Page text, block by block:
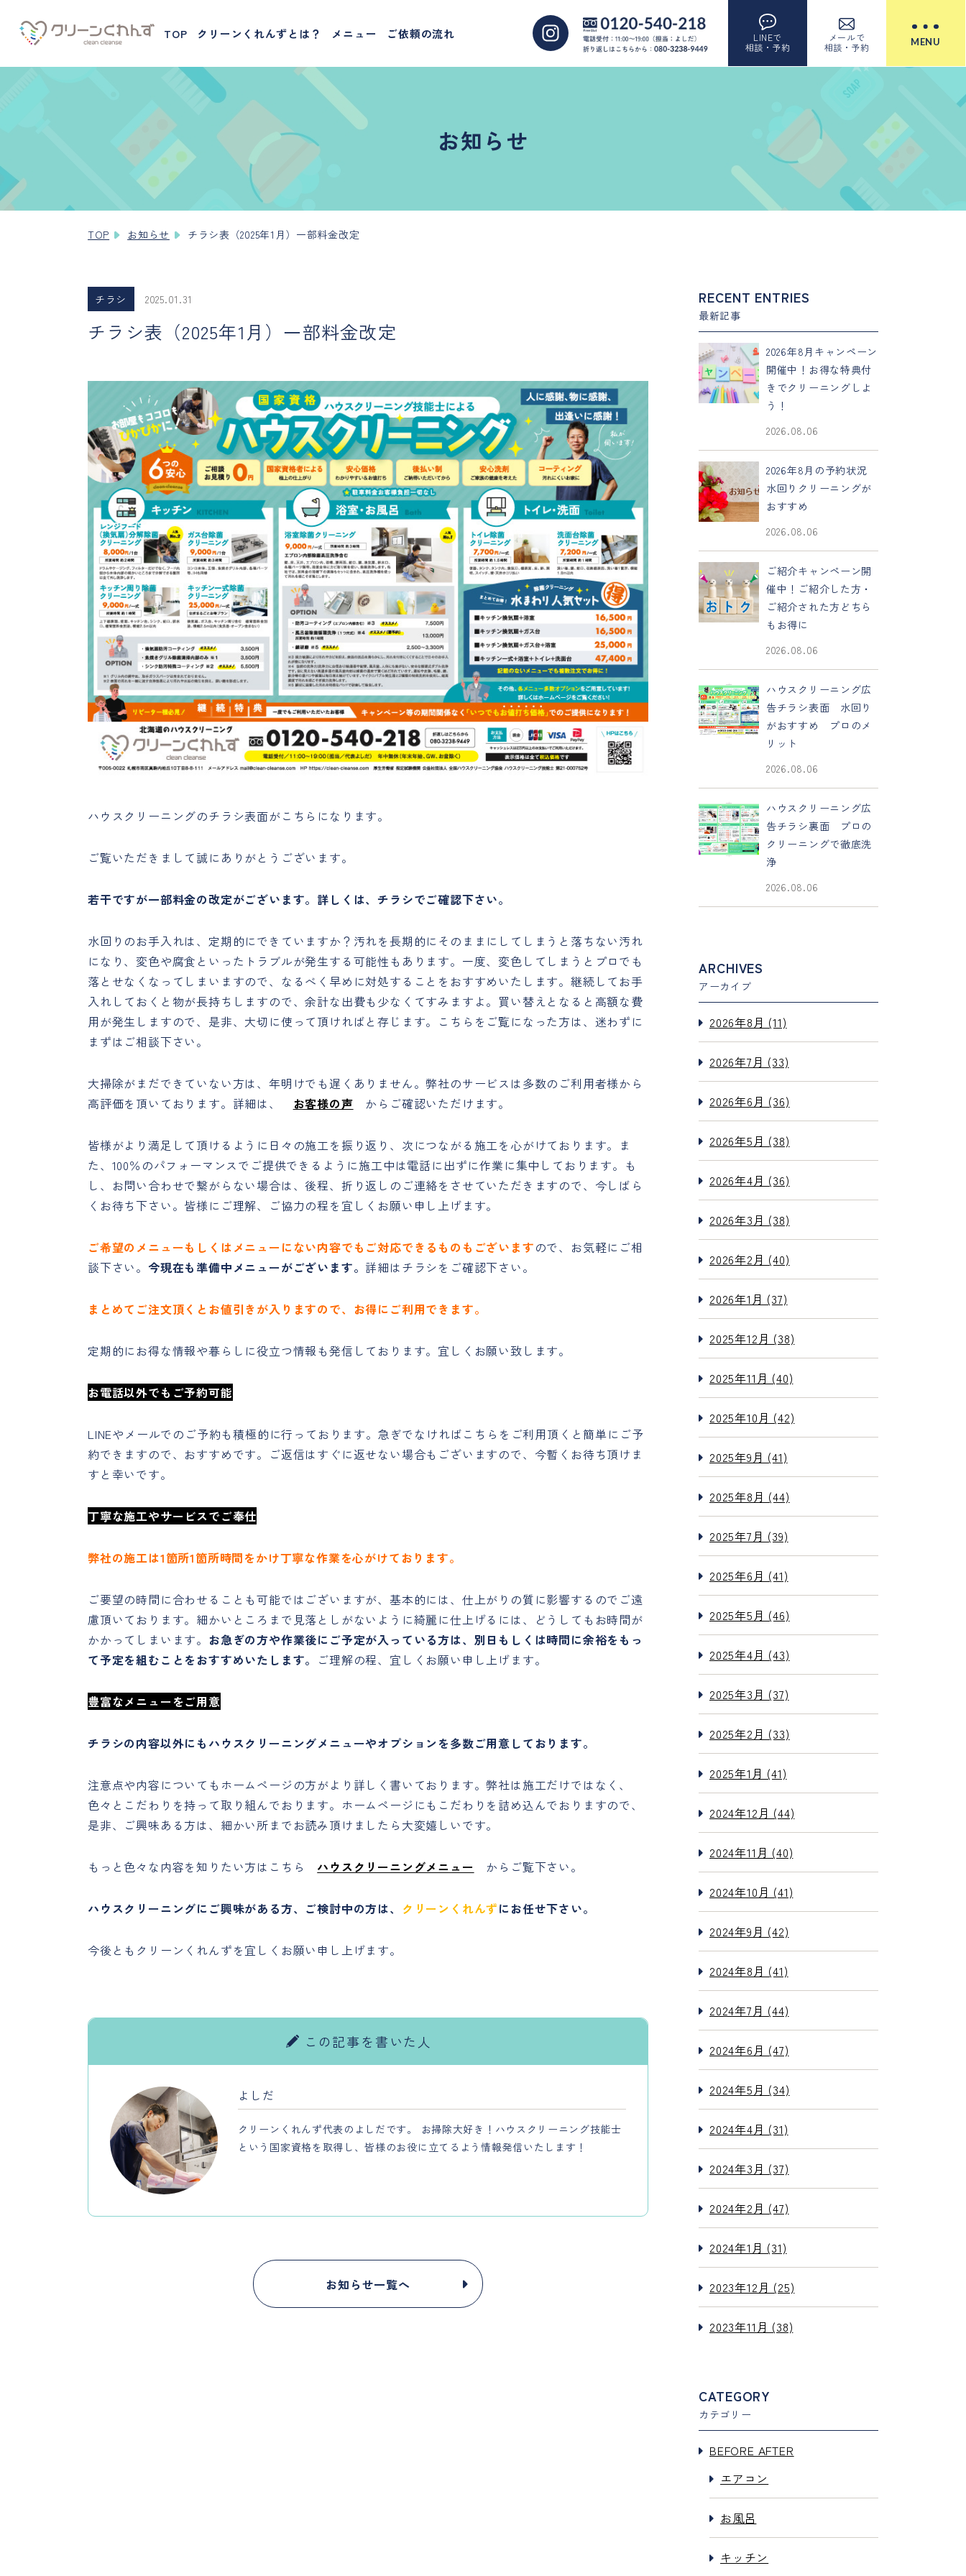
TOP クリーンくれんずとは？ メニュー ご依頼の流れ
LINEで
相談・予約
メールで
相談・予約
MENU
お知らせ
TOP お知らせ チラシ表（2025年1月）一部料金改定
チラシ 2025.01.31
チラシ表（2025年1月）一部料金改定
ハウスクリーニングのチラシ表面がこちらになります。
ご覧いただきまして誠にありがとうございます。
若干ですが一部料金の改定がございます。詳しくは、チラシでご確認下さい。
水回りのお手入れは、定期的にできていますか？汚れを長期的にそのままにしてしまうと落ちない汚れ
になり、変色や腐食といったトラブルが発生する可能性もあります。一度、変色してしまうとプロでも
落とせなくなってしまいますので、なるべく早めに対処することをおすすめいたします。継続してお手
入れしておくと物が長持ちしますので、余計な出費も少なくてすみますよ。買い替えとなると高額な費
用が発生しますので、是非、大切に使って頂ければと存じます。こちらをご覧になった方は、迷わずに
まずはご相談下さい。
大掃除がまだできていない方は、年明けでも遅くありません。弊社のサービスは多数のご利用者様から
高評価を頂いております。詳細は、 お客様の声 からご確認いただけます。
皆様がより満足して頂けるように日々の施工を振り返り、次につながる施工を心がけております。ま
た、100％のパフォーマンスでご提供できるように施工中は電話に出ずに作業に集中しております。も
し、お問い合わせで繋がらない場合は、後程、折り返しのご連絡をさせていただきますので、今しばら
くお待ち下さい。皆様にご理解、ご協力の程を宜しくお願い申し上げます。
ご希望のメニューもしくはメニューにない内容でもご対応できるものもございますので、お気軽にご相
談下さい。 今現在も準備中メニューがございます。 詳細はチラシをご確認下さい。
まとめてご注文頂くとお値引きが入りますので、お得にご利用できます。
定期的にお得な情報や暮らしに役立つ情報も発信しております。宜しくお願い致します。
お電話以外でもご予約可能
LINEやメールでのご予約も積極的に行っております。急ぎでなければこちらをご利用頂くと簡単にご予
約できますので、おすすめです。ご返信はすぐに返せない場合もございますので、今暫くお待ち頂けま
すと幸いです。
丁寧な施工やサービスでご奉仕
弊社の施工は1箇所1箇所時間をかけ丁寧な作業を心がけております。
ご要望の時間に合わせることも可能ではございますが、基本的には、仕上がりの質に影響するのでご遠
慮頂いております。細かいところまで見落としがないように綺麗に仕上げるには、どうしてもお時間が
かかってしまいます。 お急ぎの方や作業後にご予定が入っている方は、別日もしくは時間に余裕をもっ
て予定を組むことをおすすめいたします。 ご理解の程、宜しくお願い申し上げます。
豊富なメニューをご用意
チラシの内容以外にもハウスクリーニングメニューやオプションを多数ご用意しております。
注意点や内容についてもホームページの方がより詳しく書いております。弊社は施工だけではなく、
色々とこだわりを持って取り組んでおります。ホームページにもこだわりを詰め込んでおりますので、
是非、ご興味ある方は、細かい所までお読み頂けましたら大変嬉しいです。
もっと色々な内容を知りたい方はこちら ハウスクリーニングメニュー からご覧下さい。
ハウスクリーニングにご興味がある方、ご検討中の方は、 クリーンくれんずにお任せ下さい。
今後ともクリーンくれんずを宜しくお願い申し上げます。
この記事を書いた人
よしだ
クリーンくれんず代表のよしだです。 お掃除大好き！ハウスクリーニング技能士
という国家資格を取得し、皆様のお役に立てるよう情報発信いたします！
お知らせ一覧へ
RECENT ENTRIES
最新記事
2026年8月キャンペーン
開催中！お得な特典付
きでクリーニングしよ
う！
2026.08.06
2026年8月の予約状況
水回りクリーニングが
おすすめ
2026.08.06
ご紹介キャンペーン開
催中！ご紹介した方・
ご紹介された方どちら
もお得に
2026.08.06
ハウスクリーニング広
告チラシ表面 水回り
がおすすめ プロのメ
リット
2026.08.06
ハウスクリーニング広
告チラシ裏面 プロの
クリーニングで徹底洗
浄
2026.08.06
ARCHIVES
アーカイブ
2026年8月 (11)
2026年7月 (33)
2026年6月 (36)
2026年5月 (38)
2026年4月 (36)
2026年3月 (38)
2026年2月 (40)
2026年1月 (37)
2025年12月 (38)
2025年11月 (40)
2025年10月 (42)
2025年9月 (41)
2025年8月 (44)
2025年7月 (39)
2025年6月 (41)
2025年5月 (46)
2025年4月 (43)
2025年3月 (37)
2025年2月 (33)
2025年1月 (41)
2024年12月 (44)
2024年11月 (40)
2024年10月 (41)
2024年9月 (42)
2024年8月 (41)
2024年7月 (44)
2024年6月 (47)
2024年5月 (34)
2024年4月 (31)
2024年3月 (37)
2024年2月 (47)
2024年1月 (31)
2023年12月 (25)
2023年11月 (38)
CATEGORY
カテゴリー
BEFORE AFTER
エアコン
お風呂
キッチン